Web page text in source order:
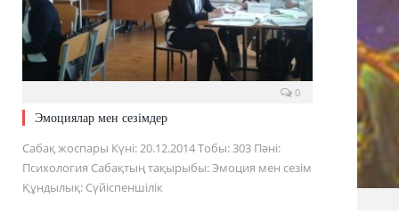
0
Эмоциялар мен сезімдер
Сабақ жоспары Күні: 20.12.2014 Тобы: 303 Пәні:
Психология Сабақтың тақырыбы: Эмоция мен сезім
Құндылық: Сүйіспеншілік